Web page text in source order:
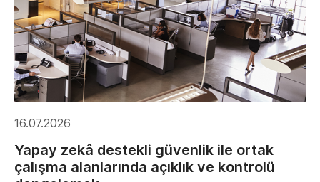
16.07.2026
Yapay zekâ destekli güvenlik ile ortak
çalışma alanlarında açıklık ve kontrolü